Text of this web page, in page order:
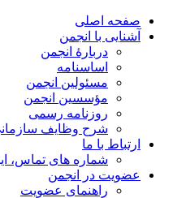
صفحه اصلی
آشنایی با انجمن
دربارۀ انجمن
اساسنامه
مسئولین انجمن
مؤسسین انجمن
روزنامه رسمی
شرح وظایف سازمانی
ارتباط با ما
شماره های تماس،
عضویت در انجمن
راهنمای عضویت